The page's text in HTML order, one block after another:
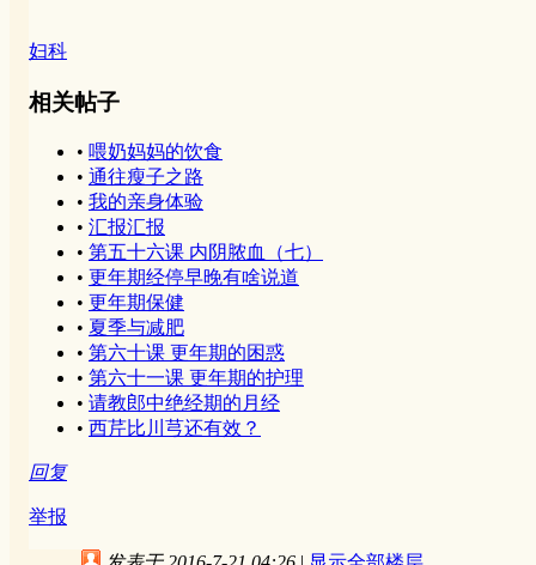
妇科
相关帖子
• 喂奶妈妈的饮食
• 通往瘦子之路
• 我的亲身体验
• 汇报汇报
• 第五十六课 内阴脓血（七）
• 更年期经停早晚有啥说道
• 更年期保健
• 夏季与减肥
• 第六十课 更年期的困惑
• 第六十一课 更年期的护理
• 请教郎中绝经期的月经
• 西芹比川芎还有效？
回复
举报